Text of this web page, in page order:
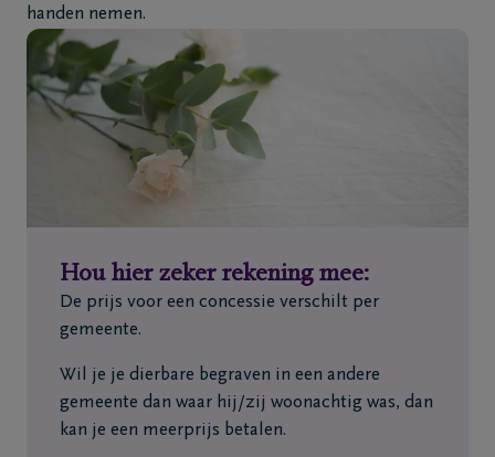
handen nemen.
Hou hier zeker rekening mee:
De prijs voor een concessie verschilt per
gemeente.
Wil je je dierbare begraven in een andere
gemeente dan waar hij/zij woonachtig was, dan
kan je een meerprijs betalen.